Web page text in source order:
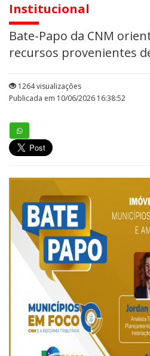
Institucional
Bate-Papo da CNM
recursos provenientes
1264 visualizações
Publicada em 10/06/2026 16:38:52